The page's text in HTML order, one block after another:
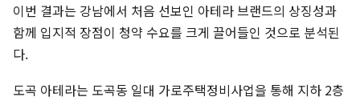
이번 결과는 강남에서 처음 선보인 아테라 브랜드의 상징성과
함께 입지적 장점이 청약 수요를 크게 끌어들인 것으로 분석된
다.
도곡 아테라는 도곡동 일대 가로주택정비사업을 통해 지하 2층